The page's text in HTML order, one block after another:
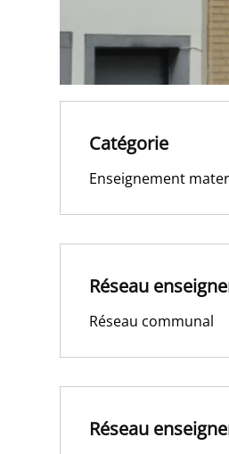
Catégorie
Enseignement
Réseau
Réseau communal
Réseau